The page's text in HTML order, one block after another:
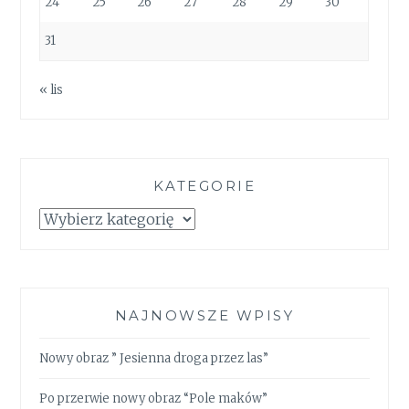
31
« lis
KATEGORIE
Kategorie
NAJNOWSZE WPISY
Nowy obraz ” Jesienna droga przez las”
Po przerwie nowy obraz “Pole maków”